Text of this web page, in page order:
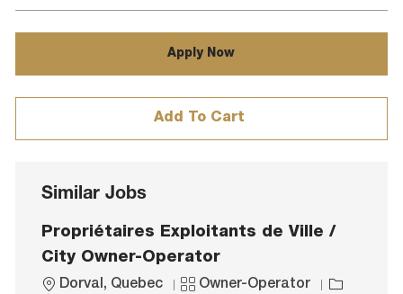
Apply Now
Add To Cart
Similar Jobs
Propriétaires Exploitants de Ville /
City Owner-Operator
L
Dorval, Quebec
C
Owner-Operator
J